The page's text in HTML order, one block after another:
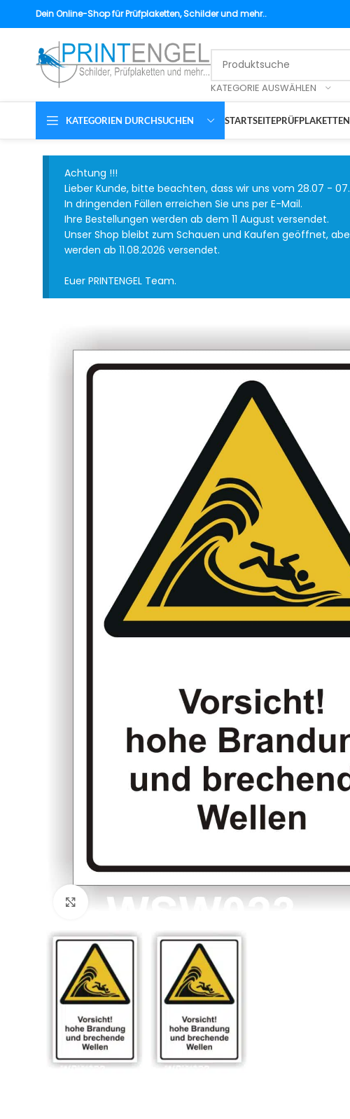
DeinOnline-Shop für Prüfplaketten, Schilder und mehr..
KATEGORIE AUSWÄHLEN
KATEGORIEN DURCHSUCHEN STARTSEITE
Achtung !!!
Lieber Kunde, bitte beachten, dass wir uns vom 28.07 -
In dringenden Fällen erreichen Sie uns per E-Mail.
Ihre Bestellungen werden ab dem 11 August versendet.
Unser Shop bleibt zum Schauen und Kaufen geöffnet,
werden ab 11.08.2026 versendet.
Euer PRINTENGEL Team.
Klicken zum Vergrößern